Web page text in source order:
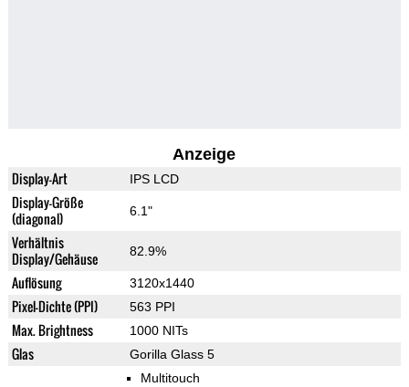
Anzeige
Display-Art IPS LCD
Display-Größe
(diagonal)
6.1"
Verhältnis
Display/Gehäuse
82.9%
Auflösung 3120x1440
Pixel-Dichte (PPI) 563 PPI
Max. Brightness 1000 NITs
Glas Gorilla Glass 5
Multitouch